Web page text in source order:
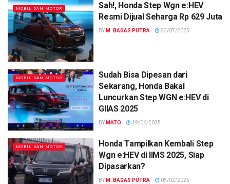
MOBIL DAN MOTOR
Sah!, Honda Step Wgn e:HEV
Resmi Dijual Seharga Rp 629 Juta
BY M. BAGAS PUTRA 23/07/2025
MOBIL DAN MOTOR
Sudah Bisa Dipesan dari
Sekarang, Honda Bakal
Luncurkan Step WGN e:HEV di
GIIAS 2025
BY MATO 19/06/2025
MOBIL DAN MOTOR
Honda Tampilkan Kembali Step
Wgn e:HEV di IIMS 2025, Siap
Dipasarkan?
BY M. BAGAS PUTRA 05/02/2025